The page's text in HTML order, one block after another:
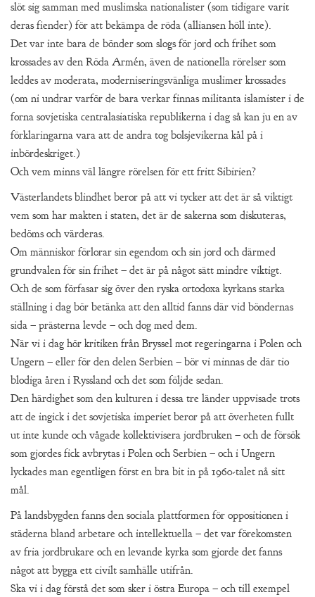
slöt sig samman med muslimska nationalister (som tidigare varit
deras fiender) för att bekämpa de röda (alliansen höll inte).
Det var inte bara de bönder som slogs för jord och frihet som
krossades av den Röda Armén, även de nationella rörelser som
leddes av moderata, moderniseringsvänliga muslimer krossades
(om ni undrar varför de bara verkar finnas militanta islamister i de
forna sovjetiska centralasiatiska republikerna i dag så kan ju en av
förklaringarna vara att de andra tog bolsjevikerna kål på i
inbördeskriget.)
Och vem minns väl längre rörelsen för ett fritt Sibirien?
Västerlandets blindhet beror på att vi tycker att det är så viktigt
vem som har makten i staten, det är de sakerna som diskuteras,
bedöms och värderas.
Om människor förlorar sin egendom och sin jord och därmed
grundvalen för sin frihet – det är på något sätt mindre viktigt.
Och de som förfasar sig över den ryska ortodoxa kyrkans starka
ställning i dag bör betänka att den alltid fanns där vid böndernas
sida – prästerna levde – och dog med dem.
När vi i dag hör kritiken från Bryssel mot regeringarna i Polen och
Ungern – eller för den delen Serbien – bör vi minnas de där tio
blodiga åren i Ryssland och det som följde sedan.
Den härdighet som den kulturen i dessa tre länder uppvisade trots
att de ingick i det sovjetiska imperiet beror på att överheten fullt
ut inte kunde och vågade kollektivisera jordbruken – och de försök
som gjordes fick avbrytas i Polen och Serbien – och i Ungern
lyckades man egentligen först en bra bit in på 1960-talet nå sitt
mål.
På landsbygden fanns den sociala plattformen för oppositionen i
städerna bland arbetare och intellektuella – det var förekomsten
av fria jordbrukare och en levande kyrka som gjorde det fanns
något att bygga ett civilt samhälle utifrån.
Ska vi i dag förstå det som sker i östra Europa – och till exempel